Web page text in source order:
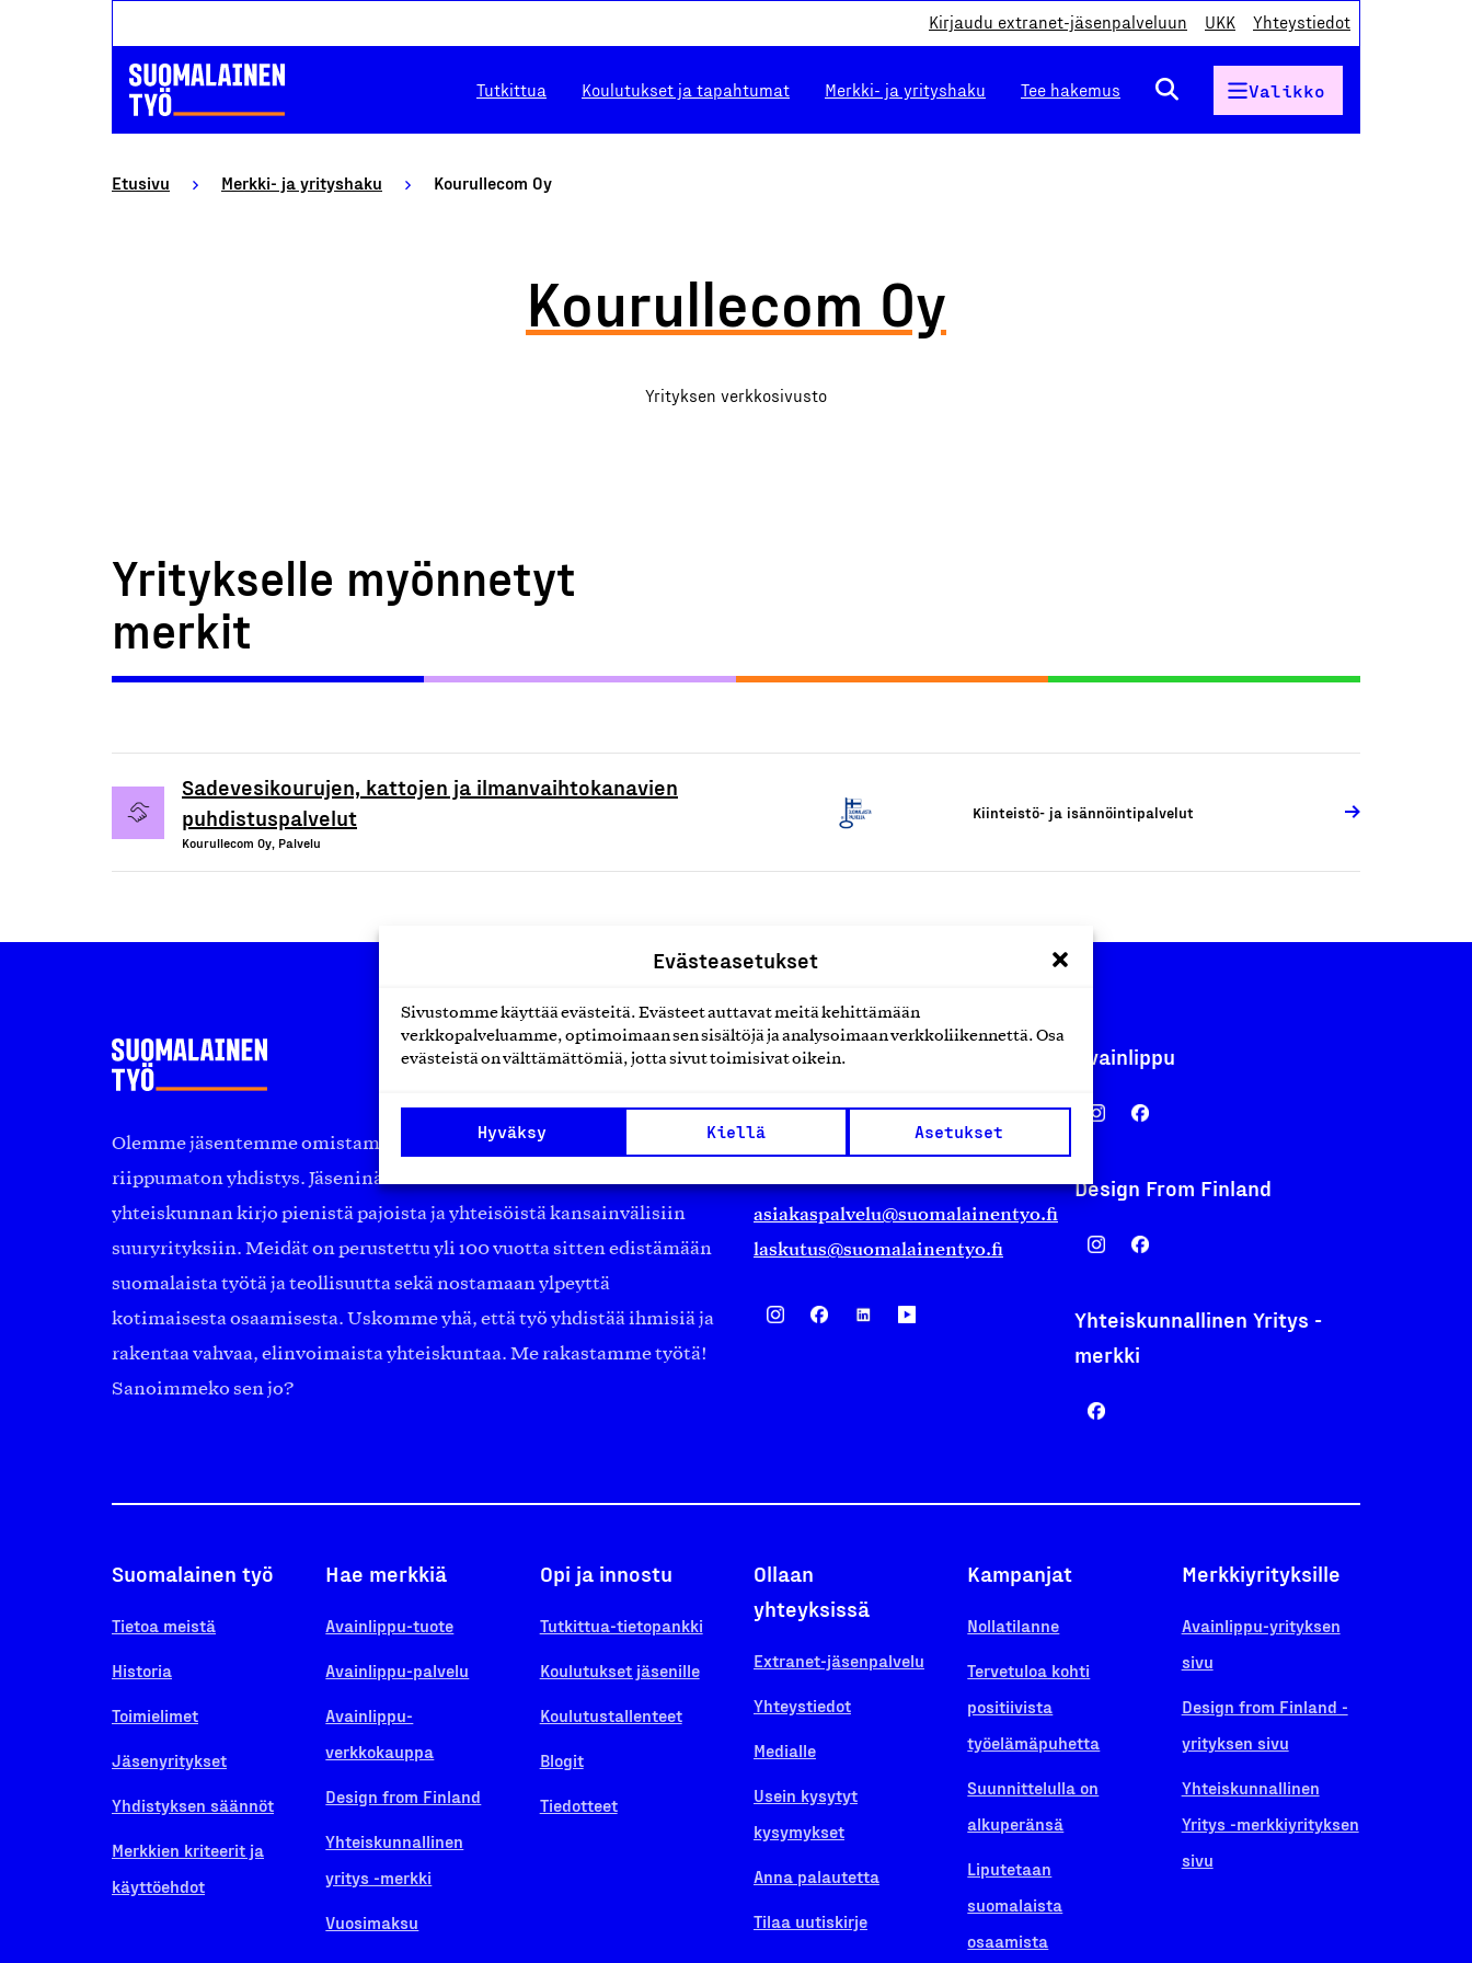
Evästeasetukset
Sivustomme käyttää evästeitä. Evästeet auttavat meitä kehittämään
verkkopalveluamme, optimoimaan sen sisältöjä ja analysoimaan verkkoliikennettä. Osa
evästeistä on välttämättömiä, jotta sivut toimisivat oikein.
Hyväksy Kiellä Asetukset
Kirjaudu extranet-jäsenpalveluun UKK Yhteystiedot
Tutkittua Koulutukset ja tapahtumat Merkki- ja yrityshaku Tee hakemus Valikko
Etusivu Merkki- ja yrityshaku Kourullecom Oy
Kourullecom Oy
Yrityksen verkkosivusto
Yritykselle myönnetyt
merkit
Sadevesikourujen, kattojen ja ilmanvaihtokanavien
puhdistuspalvelut
Kourullecom Oy, Palvelu
Kiinteistö- ja isännöintipalvelut
Olemme jäsentemme omistama puolueeton, työmarkkinajärjestöistä
riippumaton yhdistys. Jäseninämme on koko suomalaisen
yhteiskunnan kirjo pienistä pajoista ja yhteisöistä kansainvälisiin
suuryrityksiin. Meidät on perustettu yli 100 vuotta sitten edistämään
suomalaista työtä ja teollisuutta sekä nostamaan ylpeyttä
kotimaisesta osaamisesta. Uskomme yhä, että työ yhdistää ihmisiä ja
rakentaa vahvaa, elinvoimaista yhteiskuntaa. Me rakastamme työtä!
Sanoimmeko sen jo?
Suomalainen työ ry
Eteläranta 14,
00130 Helsinki
asiakaspalvelu@suomalainentyo.fi
laskutus@suomalainentyo.fi
Avainlippu
Design From Finland
Yhteiskunnallinen Yritys -
merkki
Suomalainen työ
Tietoa meistä
Historia
Toimielimet
Jäsenyritykset
Yhdistyksen säännöt
Merkkien kriteerit ja
käyttöehdot
Hae merkkiä
Avainlippu-tuote
Avainlippu-palvelu
Avainlippu-
verkkokauppa
Design from Finland
Yhteiskunnallinen
yritys -merkki
Vuosimaksu
Opi ja innostu
Tutkittua-tietopankki
Koulutukset jäsenille
Koulutustallenteet
Blogit
Tiedotteet
Ollaan
yhteyksissä
Extranet-jäsenpalvelu
Yhteystiedot
Medialle
Usein kysytyt
kysymykset
Anna palautetta
Tilaa uutiskirje
Kampanjat
Nollatilanne
Tervetuloa kohti
positiivista
työelämäpuhetta
Suunnittelulla on
alkuperänsä
Liputetaan
suomalaista
osaamista
Merkkiyrityksille
Avainlippu-yrityksen
sivu
Design from Finland -
yrityksen sivu
Yhteiskunnallinen
Yritys -merkkiyrityksen
sivu